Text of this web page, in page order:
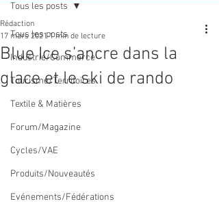
Tous les posts
Industrie/Commerce
Tourisme/Territoires
Textile & Matières
Forum/Magazine
Cycles/VAE
Produits/Nouveautés
Evénements/Fédérations
Tous les posts
Blue Ice s’ancre dans la
glace et le ski de rando
Rédaction
17 mars 2021 1 min de lecture